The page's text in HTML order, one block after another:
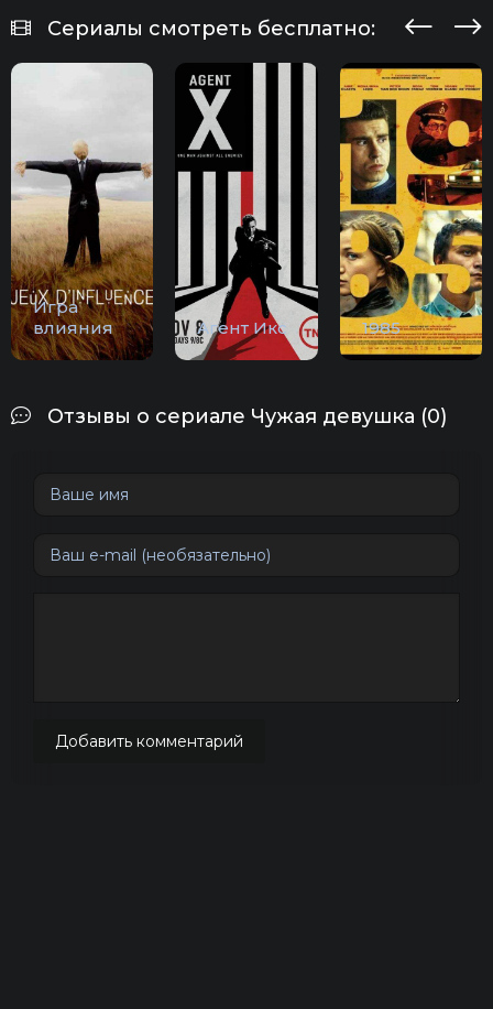
Сериалы смотреть бесплатно:
Игра
влияния
Агент Икс 1985
Отзывы о сериале Чужая девушка (0)
Добавить комментарий